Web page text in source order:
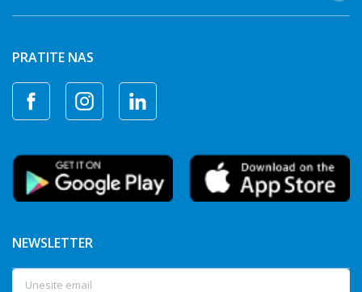
PRATITE NAS
NEWSLETTER